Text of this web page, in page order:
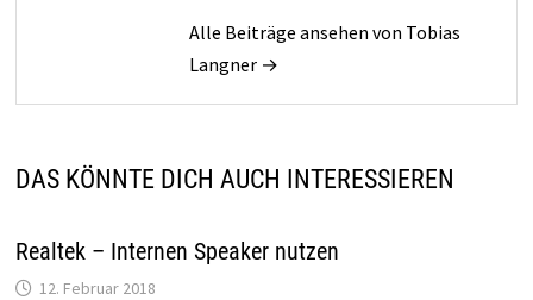
Alle Beiträge ansehen von Tobias
Langner →
DAS KÖNNTE DICH AUCH INTERESSIEREN
Realtek – Internen Speaker nutzen
12. Februar 2018